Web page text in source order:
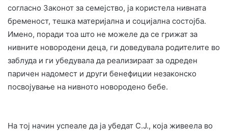
согласно Законот за семејство, ја користела нивната
бременост, тешка материјална и социјална состојба.
Имено, поради тоа што не можеле да се грижат за
нивните новородени деца, ги доведувала родителите во
заблуда и ги убедувала да реализираат за одреден
паричен надомест и други бенефиции незаконско
посвојување на нивното новородено бебе.
На тој начин успеале да ја убедат С.Ј., која живеела во